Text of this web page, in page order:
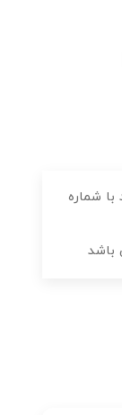
با شماره
باشد